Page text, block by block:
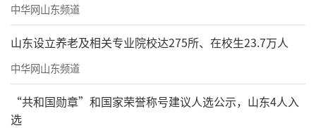
中华网山东频道
山东设立养老及相关专业院校达275所、在校生23.7万人
中华网山东频道
“共和国勋章”和国家荣誉称号建议人选公示，山东4人入
选